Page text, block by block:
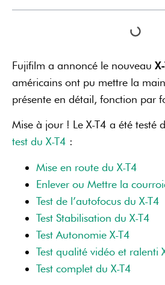
Fujifilm a annoncé le nouveau
américains ont pu mettre la
présente en détail, fonction par
Mise à jour ! Le X-T4 a été testé
test du X-T4 :
Mise en route du X-T4
Enlever ou Mettre la
Test de l’autofocus du X-T4
Test Stabilisation du X-T4
Test Autonomie X-T4
Test qualité vidéo et ralenti
Test complet du X-T4